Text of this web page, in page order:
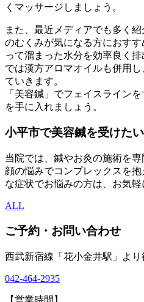
くマッサージしましょう。
また、最近メディアでも多く
のむくみが気になる方におす
って溜まった水分を効率良く
では漢方アロマオイルも併用
ていきます。
「美容鍼」でフェイスライン
を手に入れましょう。
小平市で美容鍼を受けた
当院では、鍼やお灸の施術を専
顔の悩みでコンプレックスを
な症状でお悩みの方は、お気軽
ALL
ご予約・お問い合わせ
西武新宿線「花小金井駅」より
042-464-2935
【営業時間】